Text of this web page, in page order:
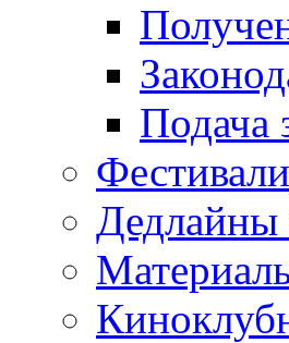
Подача
Фестивали
Дедлайны